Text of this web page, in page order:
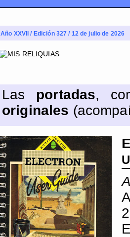
Año XXVII / Edición 327 / 12 de julio de 2026
Las portadas,
originales